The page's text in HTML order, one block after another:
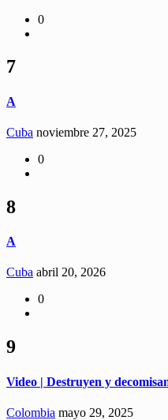
0
7
A
Cuba noviembre 27, 2025
0
8
A
Cuba abril 20, 2026
0
9
Video | Destruyen y
Colombia mayo 29, 2025